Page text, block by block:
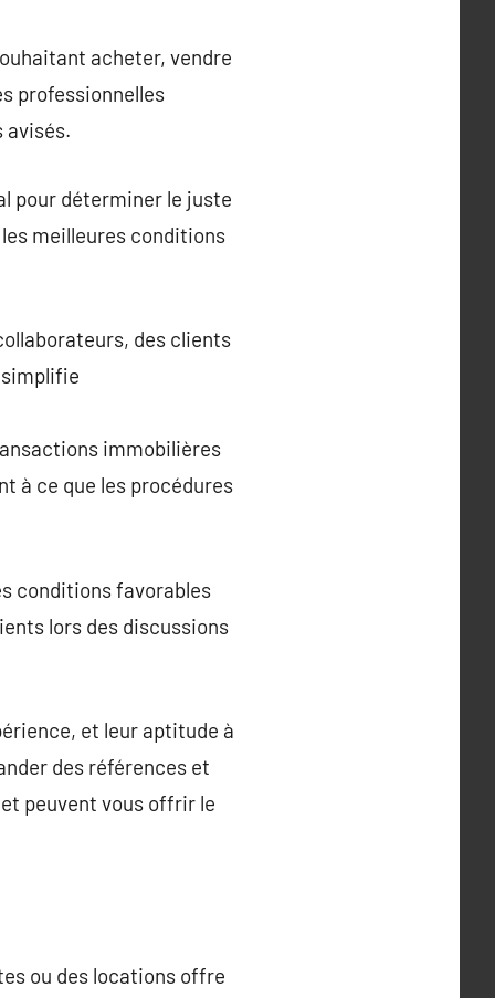
acheter, vendre
professionnelles
avisés.
pour déterminer le juste
meilleures conditions
des clients
simplifie
immobilières
à ce que les procédures
conditions favorables
lors des discussions
et leur aptitude à
des références et
peuvent vous offrir le
ou des locations offre